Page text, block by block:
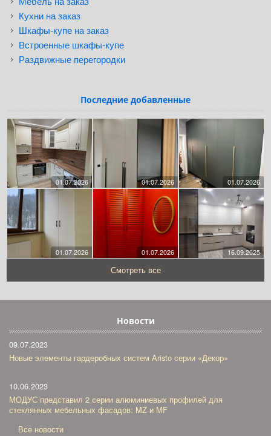
Кухни на заказ
Шкафы-купе на заказ
Встроенные шкафы-купе
Раздвижные перегородки
Последние добавленные
01.07.2026 01.07.2026 01.07.2026
01.07.2026 01.07.2026 16.09.2025
Смотреть все
Новости
09.07.2023
Новые элементы гардеробных систем Aristo серии «Декор»
10.06.2023
МОДУС представил 2 серии алюминиевых профилей для
стеклянных мебельных фасадов: MZ и MF
Все новости